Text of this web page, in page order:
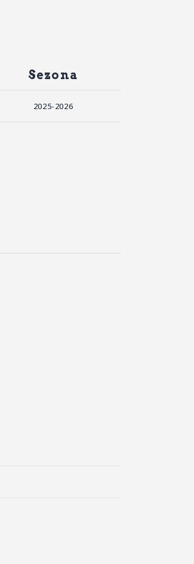
Sezona
2025-2026